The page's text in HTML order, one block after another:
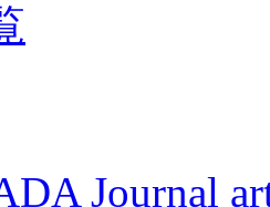
Journal